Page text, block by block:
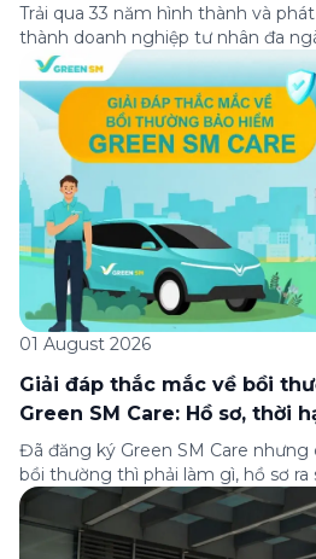
Trải qua 33 năm hình thành và
thành doanh nghiệp tư nhân đa
lọt Top 30 doanh nghiệp lớn nhất
xếp hạng của Tạp chí Fortune
thành lập (8/8/1993 đến 8/8/
01 August 2026
Giải đáp thắc mắc về bồi
Green SM Care: Hồ sơ, thời
hỗ trợ
Đã đăng ký Green SM Care nhưng
bồi thường thì phải làm gì, hồ sơ ra
nhận bảo hiểm tìm ở đâu? Bài viết
câu hỏi thường gặp nhất về quy
của Green […]